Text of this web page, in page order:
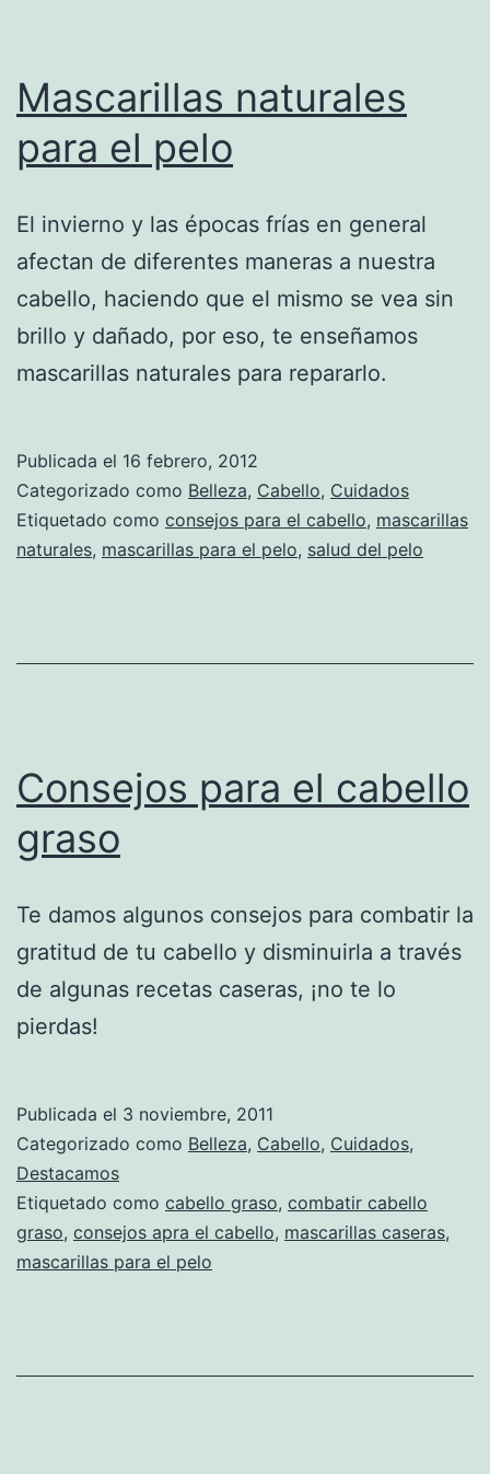
Mascarillas naturales
para el pelo
El invierno y las épocas frías en general
afectan de diferentes maneras a nuestra
cabello, haciendo que el mismo se vea sin
brillo y dañado, por eso, te enseñamos
mascarillas naturales para repararlo.
Publicada el 16 febrero, 2012
Categorizado como Belleza, Cabello, Cuidados
Etiquetado como consejos para el cabello, mascarillas
naturales, mascarillas para el pelo, salud del pelo
Consejos para el cabello
graso
Te damos algunos consejos para combatir la
gratitud de tu cabello y disminuirla a través
de algunas recetas caseras, ¡no te lo
pierdas!
Publicada el 3 noviembre, 2011
Categorizado como Belleza, Cabello, Cuidados,
Destacamos
Etiquetado como cabello graso, combatir cabello
graso, consejos apra el cabello, mascarillas caseras,
mascarillas para el pelo